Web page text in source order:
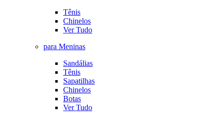
Tênis
Chinelos
Ver Tudo
para Meninas
Sandálias
Tênis
Sapatilhas
Chinelos
Botas
Ver Tudo